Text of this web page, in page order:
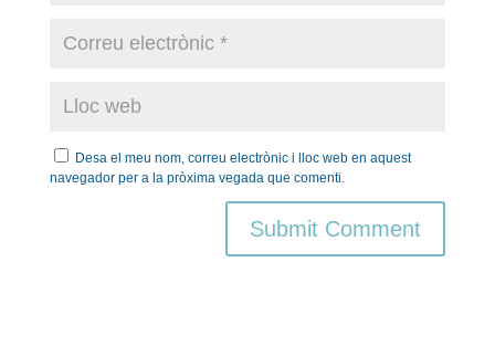
Desa el meu nom, correu electrònic i lloc web en aquest
navegador per a la pròxima vegada que comenti.